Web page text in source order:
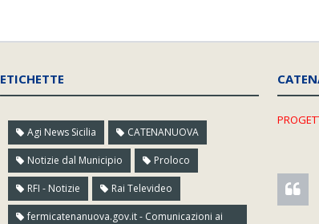
ETICHETTE
Agi News Sicilia CATENANUOVA
Notizie dal Municipio Proloco
RFI - Notizie Rai Televideo
fermicatenanuova.gov.it - Comunicazioni ai